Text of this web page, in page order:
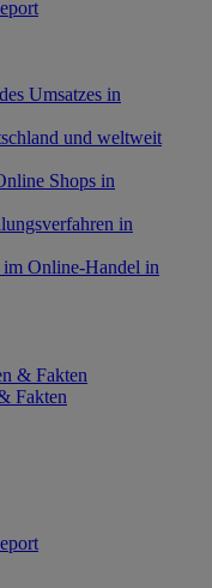
Umsatzes in
und weltweit
Shops in
in
im Online-Handel in
& Fakten
Fakten